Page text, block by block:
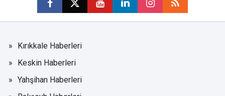
Kırıkkale Haberleri
Keskin Haberleri
Yahşihan Haberleri